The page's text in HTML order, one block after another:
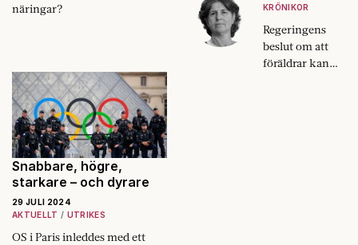
näringar?
KRÖNIKOR
Regeringens
beslut om att
föräldrar kan
Snabbare, högre,
starkare – och dyrare
29 JULI 2024
AKTUELLT
UTRIKES
OS i Paris inleddes med ett